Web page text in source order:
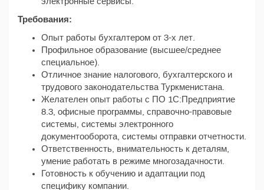
Требования:
Опыт работы бухгалтером от 3-х лет.
Профильное образование (высшее/среднее
специальное).
Отличное знание налогового, бухгалтерского и
трудового законодательства Туркменистана.
Желателен опыт работы с ПО 1С:Предприятие
8.3, офисные программы, справочно-правовые
системы, системы электронного
документооборота, системы отправки отчетности.
Ответственность, внимательность к деталям,
умение работать в режиме многозадачности.
Готовность к обучению и адаптации под
специфику компании.